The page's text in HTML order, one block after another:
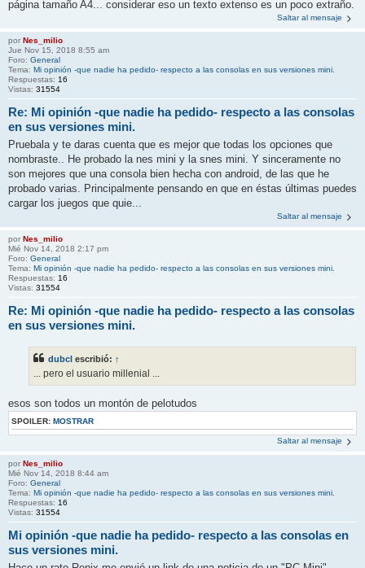
página tamaño A4... considerar eso un texto extenso es un poco extraño.
Saltar al mensaje
por Nes_milio
Jue Nov 15, 2018 8:55 am
Foro: General
Tema: Mi opinión -que nadie ha pedido- respecto a las consolas en sus versiones mini.
Respuestas: 16
Vistas: 31554
Re: Mi opinión -que nadie ha pedido- respecto a las consolas
en sus versiones mini.
Pruebala y te daras cuenta que es mejor que todas los opciones que
nombraste.. He probado la nes mini y la snes mini. Y sinceramente no
son mejores que una consola bien hecha con android, de las que he
probado varias. Principalmente pensando en que en éstas últimas puedes
cargar los juegos que quie...
Saltar al mensaje
por Nes_milio
Mié Nov 14, 2018 2:17 pm
Foro: General
Tema: Mi opinión -que nadie ha pedido- respecto a las consolas en sus versiones mini.
Respuestas: 16
Vistas: 31554
Re: Mi opinión -que nadie ha pedido- respecto a las consolas
en sus versiones mini.
dubcl escribió: ↑
... pero el usuario millenial ...
esos son todos un montón de pelotudos
SPOILER: MOSTRAR
Saltar al mensaje
por Nes_milio
Mié Nov 14, 2018 8:44 am
Foro: General
Tema: Mi opinión -que nadie ha pedido- respecto a las consolas en sus versiones mini.
Respuestas: 16
Vistas: 31554
Mi opinión -que nadie ha pedido- respecto a las consolas en
sus versiones mini.